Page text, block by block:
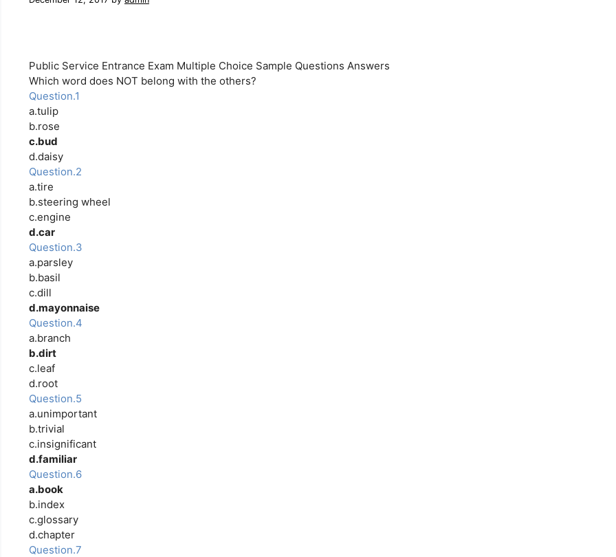
Public Service Entrance Exam Multiple Choice Sample Questions Answers
Which word does NOT belong with the others?
Question.1
a.tulip
b.rose
c.bud
d.daisy
Question.2
a.tire
b.steering wheel
c.engine
d.car
Question.3
a.parsley
b.basil
c.dill
d.mayonnaise
Question.4
a.branch
b.dirt
c.leaf
d.root
Question.5
a.unimportant
b.trivial
c.insignificant
d.familiar
Question.6
a.book
b.index
c.glossary
d.chapter
Question.7